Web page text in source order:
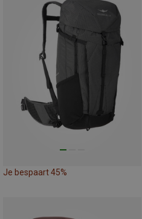
Je bespaart 45%